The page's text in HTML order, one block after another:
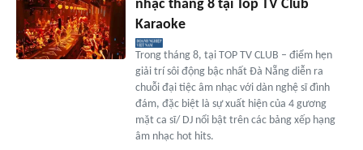
nhạc tháng 8 tại Top TV Club
Karaoke
Trong tháng 8, tại TOP TV CLUB – điểm hẹn
giải trí sôi động bậc nhất Đà Nẵng diễn ra
chuỗi đại tiệc âm nhạc với dàn nghệ sĩ đình
đám, đặc biệt là sự xuất hiện của 4 gương
mặt ca sĩ/ DJ nổi bật trên các bảng xếp hạng
âm nhạc hot hits.